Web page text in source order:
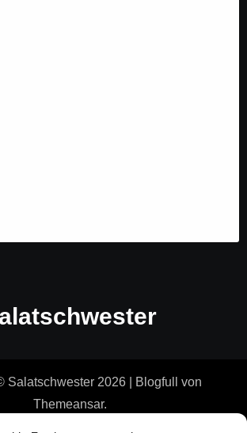
Salatschwester 2026 Blogfull
von
Themeansar.